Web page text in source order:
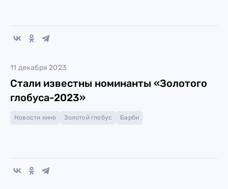
11 декабря 2023
Стали известны номинанты «Золотого
глобуса-2023»
Новости кино Золотой глобус Барби